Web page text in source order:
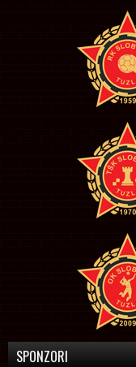
SPONZORI